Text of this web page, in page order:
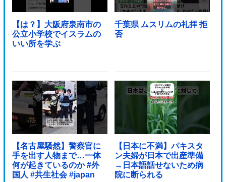
【は？】大阪府泉南市の
公立小学校でイスラムの
いい所を学ぶ
千葉県 ムスリムの礼拝 拒
否
【名古屋騒然】警察官に
手を出す人物まで…一体
何が起きているのか #外
国人 #共生社会 #japan
【日本に不満】パキスタ
ン夫婦が日本で出産準備
→日本語話せないため病
院に断られる